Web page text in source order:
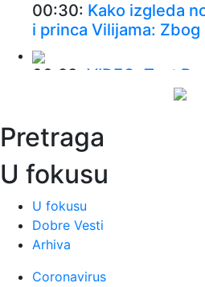
00:30: Kako izgleda
i princa Vilijama: Zbog
00:28: VIDEO: Test
avgust
00:24:Džeko u centru
okupio više hiljada
00:24:
Sloga, Sarajevo i
Pretraga
U fokusu
U fokusu
Dobre Vesti
Arhiva
Coronavirus